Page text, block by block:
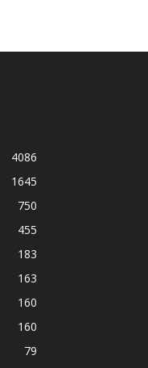
4086
1645
750
455
183
163
160
160
79